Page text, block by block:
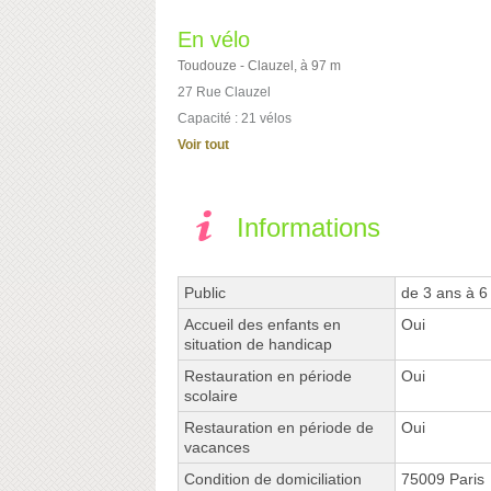
En vélo
Toudouze - Clauzel, à 97 m
27 Rue Clauzel
Capacité : 21 vélos
Voir tout
Informations
Public
de 3 ans à 6
Accueil des enfants en
situation de handicap
Oui
Restauration en période
scolaire
Oui
Restauration en période de
vacances
Oui
Condition de domiciliation 75009 Paris